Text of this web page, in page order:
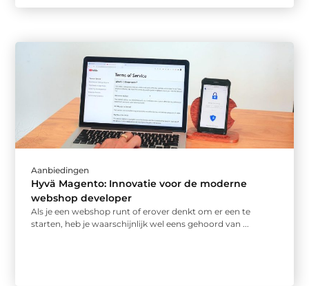
Aanbiedingen
Hyvä Magento: Innovatie voor de moderne
webshop developer
Als je een webshop runt of erover denkt om er een te
starten, heb je waarschijnlijk wel eens gehoord van ...